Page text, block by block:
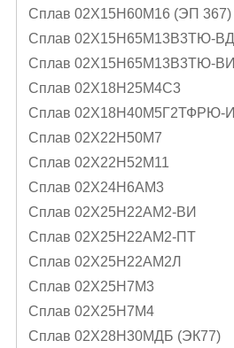
Сплав 02Х15Н60М16 (ЭП 367)
Сплав 02Х15Н65М13В3ТЮ-
Сплав 02Х15Н65М13В3ТЮ-ВИ
Сплав 02Х18Н25М4С3
Сплав 02Х18Н40М5Г2ТФРЮ-
Сплав 02Х22Н50М7
Сплав 02Х22Н52М11
Сплав 02Х24Н6AМ3
Сплав 02Х25Н22АМ2-ВИ
Сплав 02Х25Н22АМ2-ПТ
Сплав 02Х25Н22АМ2Л
Сплав 02Х25Н7М3
Сплав 02Х25Н7М4
Сплав 02Х28Н30МДБ (ЭК77)